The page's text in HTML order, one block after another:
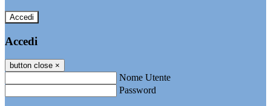
Accedi
Accedi
button close ×
Nome Utente
Password